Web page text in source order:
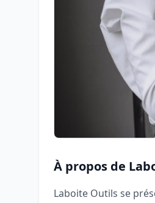
À propos de
Laboite Outils se